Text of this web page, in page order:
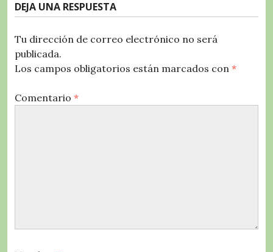
DEJA UNA RESPUESTA
Tu dirección de correo electrónico no será
publicada.
Los campos obligatorios están marcados con *
Comentario *